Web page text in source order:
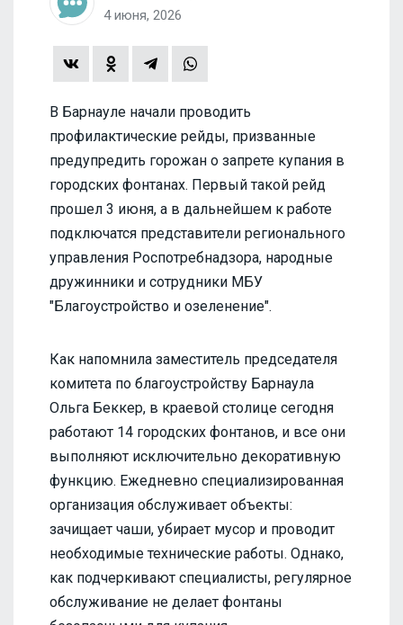
4 июня, 2026
В Барнауле начали проводить
профилактические рейды, призванные
предупредить горожан о запрете купания в
городских фонтанах. Первый такой рейд
прошел 3 июня, а в дальнейшем к работе
подключатся представители регионального
управления Роспотребнадзора, народные
дружинники и сотрудники МБУ
"Благоустройство и озеленение".
Как напомнила заместитель председателя
комитета по благоустройству Барнаула
Ольга Беккер, в краевой столице сегодня
работают 14 городских фонтанов, и все они
выполняют исключительно декоративную
функцию. Ежедневно специализированная
организация обслуживает объекты:
зачищает чаши, убирает мусор и проводит
необходимые технические работы. Однако,
как подчеркивают специалисты, регулярное
обслуживание не делает фонтаны